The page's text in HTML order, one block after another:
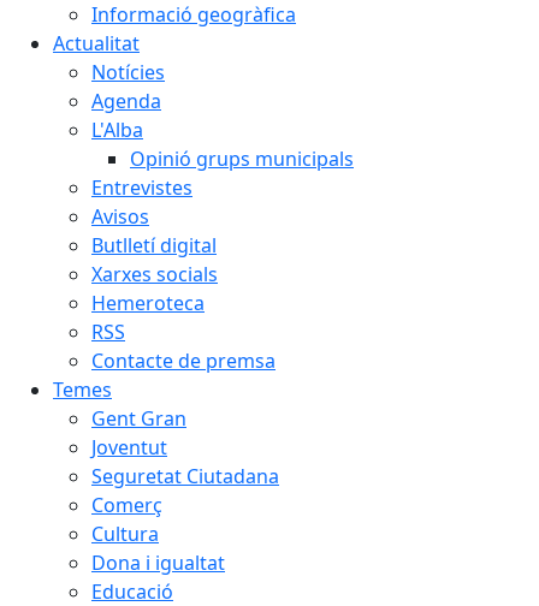
Informació geogràfica
Actualitat
Notícies
Agenda
L'Alba
Opinió grups municipals
Entrevistes
Avisos
Butlletí digital
Xarxes socials
Hemeroteca
RSS
Contacte de premsa
Temes
Gent Gran
Joventut
Seguretat Ciutadana
Comerç
Cultura
Dona i igualtat
Educació